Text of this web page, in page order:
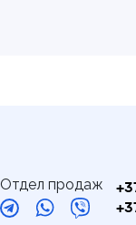
Отдел продаж